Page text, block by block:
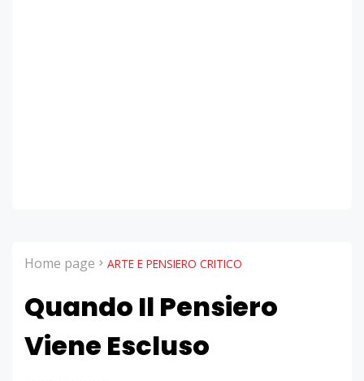
Home page ARTE E PENSIERO CRITICO
Quando Il Pensiero
Viene Escluso